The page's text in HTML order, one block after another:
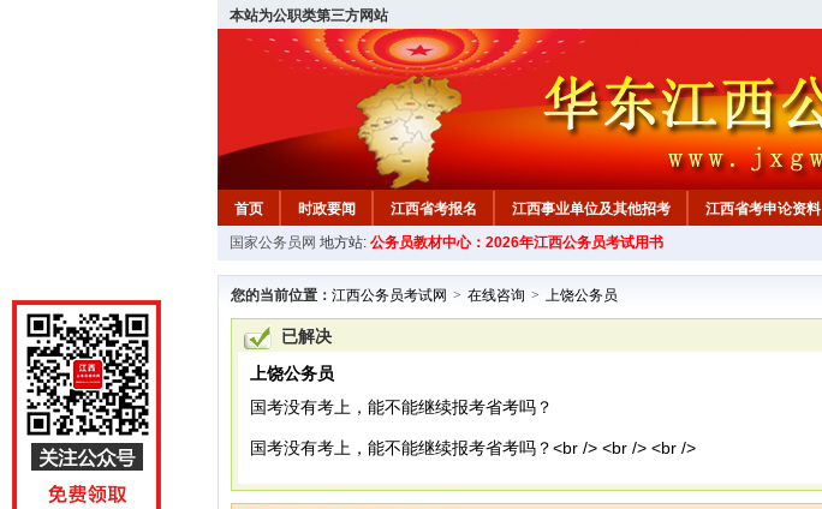
本站为公职类第三方网站
首页 时政要闻 江西省考报名 江西事业单位及其他招考 江西省考申论资料
教材中心
国家公务员网 地方站: 公务员教材中心：2026年江西公务员考试用书
您的当前位置： 江西公务员考试网 > 在线咨询 > 上饶公务员
已解决
上饶公务员
国考没有考上，能不能继续报考省考吗？
国考没有考上，能不能继续报考省考吗？<br /> <br /> <br />